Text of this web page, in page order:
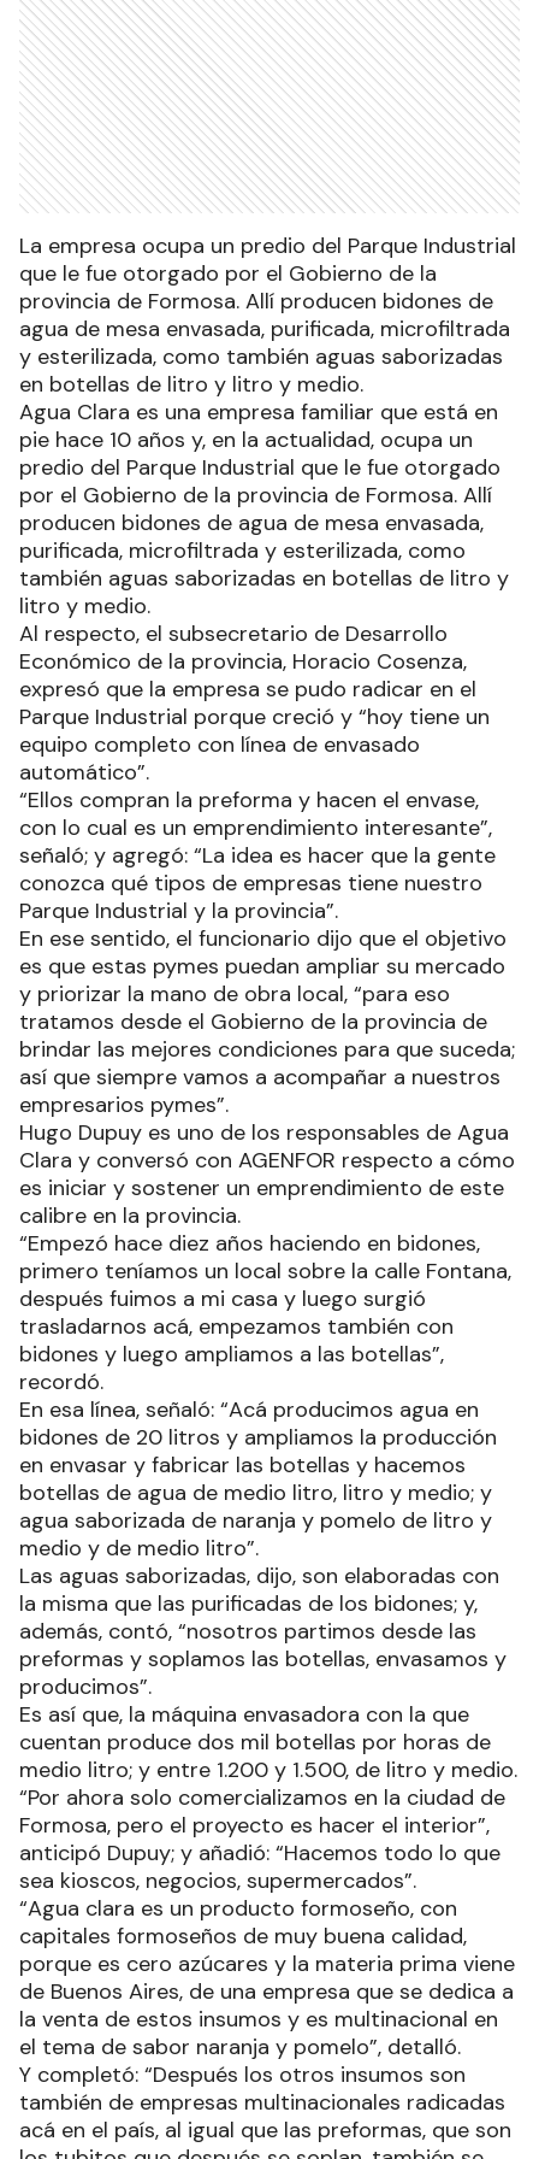
La empresa ocupa un predio del Parque Industrial
que le fue otorgado por el Gobierno de la
provincia de Formosa. Allí producen bidones de
agua de mesa envasada, purificada, microfiltrada
y esterilizada, como también aguas saborizadas
en botellas de litro y litro y medio.
Agua Clara es una empresa familiar que está en
pie hace 10 años y, en la actualidad, ocupa un
predio del Parque Industrial que le fue otorgado
por el Gobierno de la provincia de Formosa. Allí
producen bidones de agua de mesa envasada,
purificada, microfiltrada y esterilizada, como
también aguas saborizadas en botellas de litro y
litro y medio.
Al respecto, el subsecretario de Desarrollo
Económico de la provincia, Horacio Cosenza,
expresó que la empresa se pudo radicar en el
Parque Industrial porque creció y “hoy tiene un
equipo completo con línea de envasado
automático”.
“Ellos compran la preforma y hacen el envase,
con lo cual es un emprendimiento interesante”,
señaló; y agregó: “La idea es hacer que la gente
conozca qué tipos de empresas tiene nuestro
Parque Industrial y la provincia”.
En ese sentido, el funcionario dijo que el objetivo
es que estas pymes puedan ampliar su mercado
y priorizar la mano de obra local, “para eso
tratamos desde el Gobierno de la provincia de
brindar las mejores condiciones para que suceda;
así que siempre vamos a acompañar a nuestros
empresarios pymes”.
Hugo Dupuy es uno de los responsables de Agua
Clara y conversó con AGENFOR respecto a cómo
es iniciar y sostener un emprendimiento de este
calibre en la provincia.
“Empezó hace diez años haciendo en bidones,
primero teníamos un local sobre la calle Fontana,
después fuimos a mi casa y luego surgió
trasladarnos acá, empezamos también con
bidones y luego ampliamos a las botellas”,
recordó.
En esa línea, señaló: “Acá producimos agua en
bidones de 20 litros y ampliamos la producción
en envasar y fabricar las botellas y hacemos
botellas de agua de medio litro, litro y medio; y
agua saborizada de naranja y pomelo de litro y
medio y de medio litro”.
Las aguas saborizadas, dijo, son elaboradas con
la misma que las purificadas de los bidones; y,
además, contó, “nosotros partimos desde las
preformas y soplamos las botellas, envasamos y
producimos”.
Es así que, la máquina envasadora con la que
cuentan produce dos mil botellas por horas de
medio litro; y entre 1.200 y 1.500, de litro y medio.
“Por ahora solo comercializamos en la ciudad de
Formosa, pero el proyecto es hacer el interior”,
anticipó Dupuy; y añadió: “Hacemos todo lo que
sea kioscos, negocios, supermercados”.
“Agua clara es un producto formoseño, con
capitales formoseños de muy buena calidad,
porque es cero azúcares y la materia prima viene
de Buenos Aires, de una empresa que se dedica a
la venta de estos insumos y es multinacional en
el tema de sabor naranja y pomelo”, detalló.
Y completó: “Después los otros insumos son
también de empresas multinacionales radicadas
acá en el país, al igual que las preformas, que son